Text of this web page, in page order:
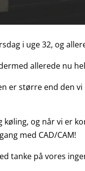
i uge 32, og
allerede nu
er større end den
køling, og når vi er
med CAD/CAM!
tanke på vores